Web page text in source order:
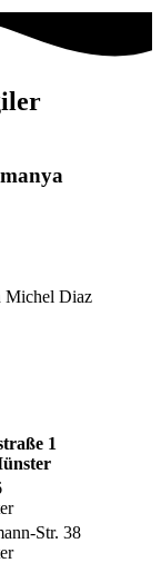
Michel Diaz
1
Str. 38